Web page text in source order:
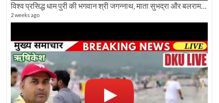
विश्व प्रसिद्ध धाम पुरी की भगवान श्री जगन्नाथ, माता सुभद्रा और बलराम जी की भव्य शोभा यात्रा देखिए
2 weeks ago